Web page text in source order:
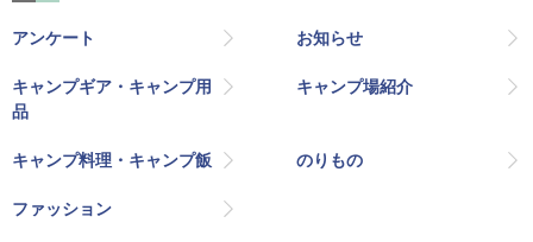
アンケート お知らせ
キャンプギア・キャンプ用
品
キャンプ場紹介
キャンプ料理・キャンプ飯 のりもの
ファッション